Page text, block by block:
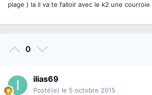
plage ) la il va te falloir avec le k2 une
0
ilias69
Posté(e) le 5 octobre 2015